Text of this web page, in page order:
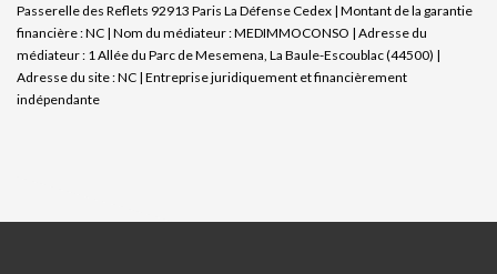
Passerelle des Reflets 92913 Paris La Défense Cedex | Montant de la garantie
financière : NC | Nom du médiateur : MEDIMMOCONSO | Adresse du
médiateur : 1 Allée du Parc de Mesemena, La Baule-Escoublac (44500) |
Adresse du site : NC | Entreprise juridiquement et financièrement
indépendante